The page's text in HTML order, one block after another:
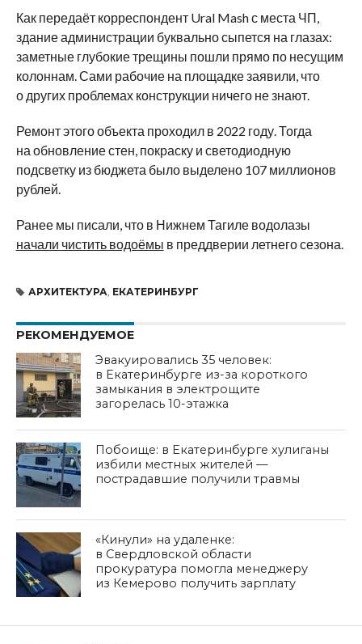
Как передаёт корреспондент Ural Mash с места ЧП,
здание администрации буквально сыпется на глазах:
заметные глубокие трещины пошли прямо по несущим
колоннам. Сами рабочие на площадке заявили, что
о других проблемах конструкции ничего не знают.
Ремонт этого объекта проходил в 2022 году. Тогда
на обновление стен, покраску и светодиодную
подсветку из бюджета было выделено 107 миллионов
рублей.
Ранее мы писали, что в Нижнем Тагиле водолазы
начали чистить водоёмы в преддверии летнего сезона.
АРХИТЕКТУРА, ЕКАТЕРИНБУРГ
РЕКОМЕНДУЕМОЕ
Эвакуировались 35 человек:
в Екатеринбурге из-за короткого
замыкания в электрощите
загорелась 10-этажка
Побоище: в Екатеринбурге хулиганы
избили местных жителей —
пострадавшие получили травмы
«Кинули» на удаленке:
в Свердловской области
прокуратура помогла менеджеру
из Кемерово получить зарплату